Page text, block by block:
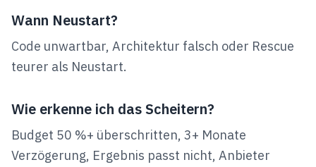
Wann Neustart?
Code unwartbar, Architektur falsch oder Rescue
teurer als Neustart.
Wie erkenne ich das Scheitern?
Budget 50 %+ überschritten, 3+ Monate
Verzögerung, Ergebnis passt nicht, Anbieter